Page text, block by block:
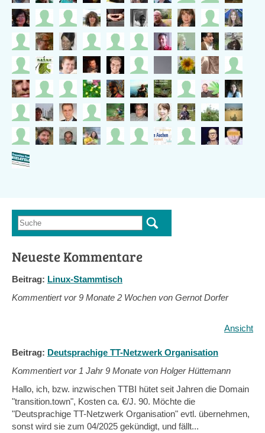
Suchformular
Suche
Neueste Kommentare
Beitrag: Linux-Stammtisch
Kommentiert vor9 Monate 2 Wochen von Gernot Dorfer
Ansicht
Beitrag: Deutsprachige TT-Netzwerk Organisation
Kommentiert vor 1 Jahr 9 Monate von Holger Hüttemann
Hallo, ich, bzw. inzwischen TTBI hütet seit Jahren die Domain
"transition.town", Kosten ca. €/J. 90. Möchte die
"Deutsprachige TT-Netzwerk Organisation" evtl. übernehmen,
sonst wird sie zum 04/2025 gekündigt, und fällt...